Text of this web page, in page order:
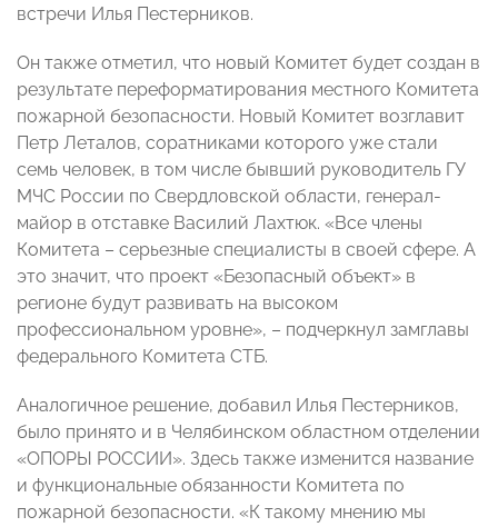
встречи Илья Пестерников.
Он также отметил, что новый Комитет будет создан в
результате переформатирования местного Комитета
пожарной безопасности. Новый Комитет возглавит
Петр Леталов, соратниками которого уже стали
семь человек, в том числе бывший руководитель ГУ
МЧС России по Свердловской области, генерал-
майор в отставке Василий Лахтюк. «Все члены
Комитета – серьезные специалисты в своей сфере. А
это значит, что проект «Безопасный объект» в
регионе будут развивать на высоком
профессиональном уровне», – подчеркнул замглавы
федерального Комитета СТБ.
Аналогичное решение, добавил Илья Пестерников,
было принято и в Челябинском областном отделении
«ОПОРЫ РОССИИ». Здесь также изменится название
и функциональные обязанности Комитета по
пожарной безопасности. «К такому мнению мы